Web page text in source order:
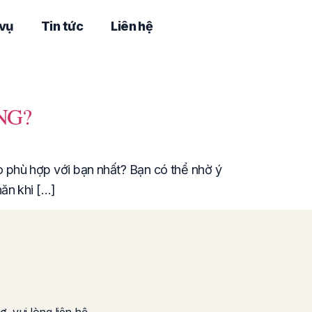
Tin tức Liên hệ
hợp với bạn nhất? Bạn có thể nhờ ý
khi […]